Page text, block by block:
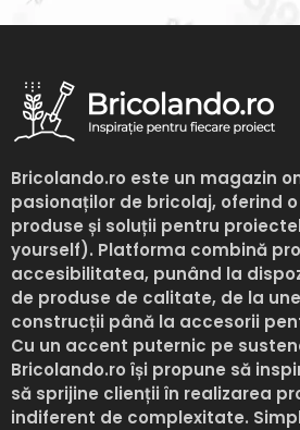
Bricolando.ro este un magazin
pasionaților de bricolaj, oferind
produse și soluții pentru
yourself). Platforma combină
accesibilitatea, punând la
de produse de calitate, de la
construcții până la accesorii
Cu un accent puternic pe
Bricolando.ro își propune să
să sprijine clienții în realizarea
indiferent de complexitate.